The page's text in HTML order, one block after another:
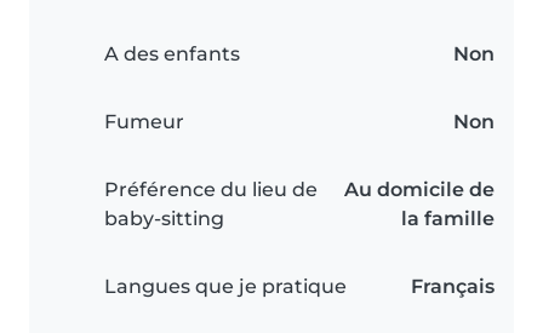
A des enfants Non
Fumeur Non
Préférence du lieu de
baby-sitting
Au domicile de
la famille
Langues que je pratique Français